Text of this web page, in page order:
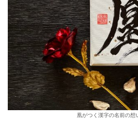
凰がつく漢字の名前の想